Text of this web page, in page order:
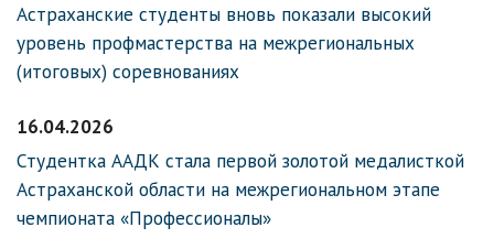
Астраханские студенты вновь показали высокий
уровень профмастерства на межрегиональных
(итоговых) соревнованиях
16.04.2026
Студентка ААДК стала первой золотой медалисткой
Астраханской области на межрегиональном этапе
чемпионата «Профессионалы»